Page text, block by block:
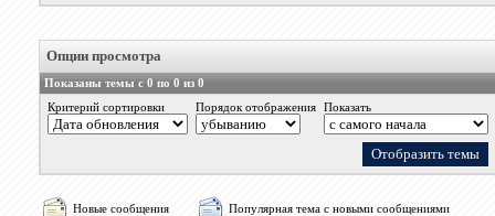
Опции просмотра
Показаны темы с 0 по 0 из 0
Критерий сортировки
Порядок отображения Показать
Новые сообщения Популярная тема с новыми сообщениями